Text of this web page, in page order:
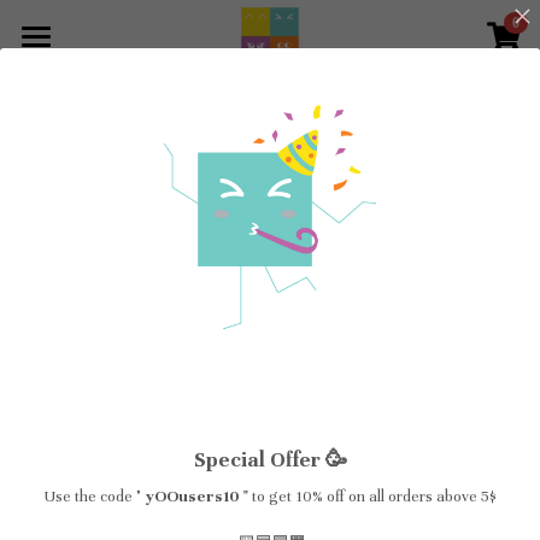
0
info@yoousers.com
×
STORE CATEGORIES
Special Offer 🥳
Use the code " yOOusers10 "to get 10% off on all orders above 5$